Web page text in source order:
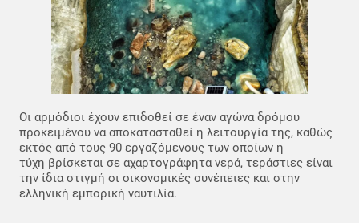
Οι αρμόδιοι έχουν επιδοθεί σε έναν αγώνα δρόμου
προκειμένου να αποκατασταθεί η λειτουργία της, καθώς
εκτός από τους 90 εργαζόμενους των οποίων η
τύχη βρίσκεται σε αχαρτογράφητα νερά, τεράστιες είναι
την ίδια στιγμή οι οικονομικές συνέπειες και στην
ελληνική εμπορική ναυτιλία.